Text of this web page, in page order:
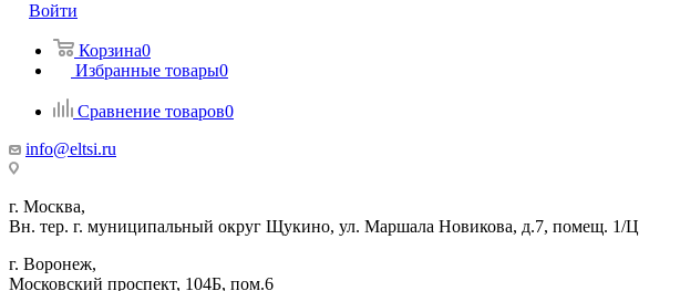
Войти
Корзина0
Избранные товары0
Сравнение товаров0
info@eltsi.ru
г. Москва,
Вн. тер. г. муниципальный округ Щукино, ул. Маршала Новикова, д.7, помещ. 1/Ц
г. Воронеж,
​Московский проспект, 104Б, пом.6